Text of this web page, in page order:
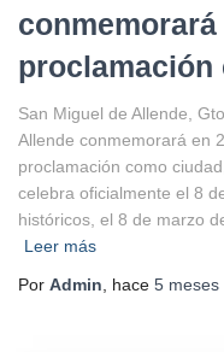
proclamación
San Miguel de Allende,
Allende conmemorará en
proclamación como
celebra oficialmente el 8
históricos, el 8 de marzo
Leer más
Por Admin , hace 5 meses